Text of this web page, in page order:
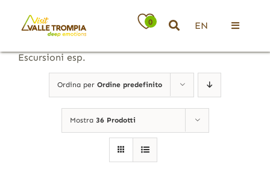
contenuto
0 EN
Toggle
Escursioni esp.
Ordina per Ordine predefinito
Mostra 36 Prodotti